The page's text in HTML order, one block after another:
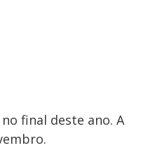
final deste ano. A